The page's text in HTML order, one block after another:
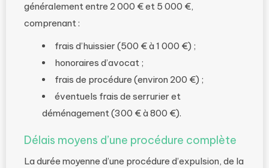
généralement entre 2 000 € et 5 000 €,
comprenant :
frais d’huissier (500 € à 1 000 €) ;
honoraires d’avocat ;
frais de procédure (environ 200 €) ;
éventuels frais de serrurier et
déménagement (300 € à 800 €).
Délais moyens d’une procédure complète
La durée moyenne d’une procédure d’expulsion, de la